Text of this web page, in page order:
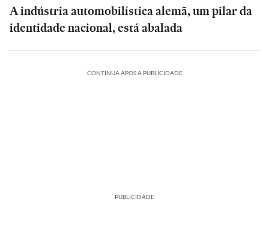
A indústria automobilística alemã, um pilar da
identidade nacional, está abalada
CONTINUA APÓS A PUBLICIDADE
PUBLICIDADE